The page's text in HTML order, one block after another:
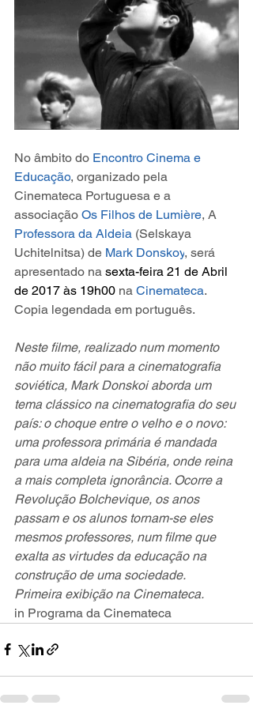
No âmbito do Encontro Cinema e
Educação, organizado pela
Cinemateca Portuguesa e a
associação Os Filhos de Lumière, A
Professora da Aldeia (Selskaya
Uchitelnitsa) de Mark Donskoy, será
apresentado na sexta-feira 21 de Abril
de 2017 às 19h00 na Cinemateca.
Copia legendada em português.
Neste filme, realizado num momento
não muito fácil para a cinematografia
soviética, Mark Donskoi aborda um
tema clássico na cinematografia do seu
país: o choque entre o velho e o novo:
uma professora primária é mandada
para uma aldeia na Sibéria, onde reina
a mais completa ignorância. Ocorre a
Revolução Bolchevique, os anos
passam e os alunos tornam-se eles
mesmos professores, num filme que
exalta as virtudes da educação na
construção de uma sociedade.
Primeira exibição na Cinemateca.
in Programa da Cinemateca